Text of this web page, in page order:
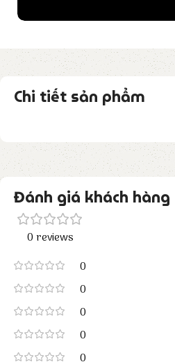
Chi tiết sản phẩm
Đánh giá khách hàng
0 reviews
0
0
0
0
0